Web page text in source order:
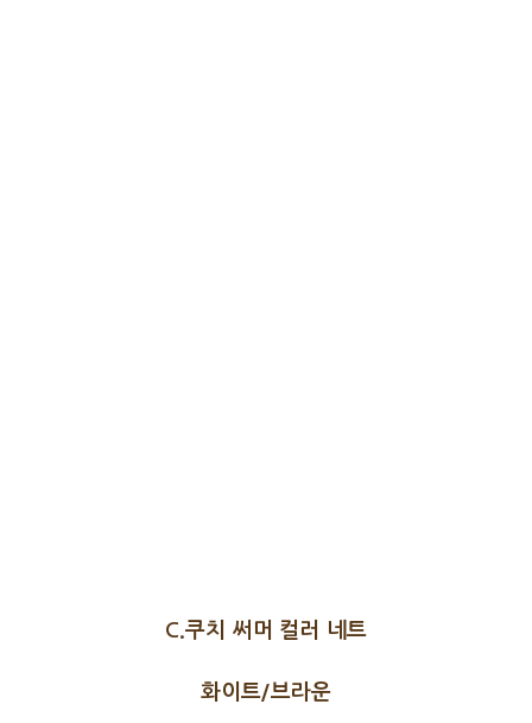
C.쿠치 써머 컬러 네트
화이트/브라운